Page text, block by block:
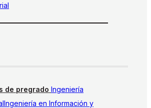
de pregrado Ingeniería
Ingeniería en Información y